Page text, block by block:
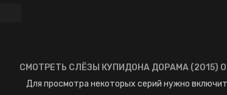
СМОТРЕТЬ СЛЁЗЫ КУПИДОНА ДОРАМА (2015)
Для просмотра некоторых серий нужно